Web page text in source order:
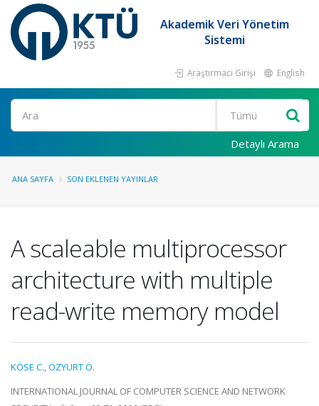
Akademik Veri Yönetim
Sistemi
Araştırmacı Girişi English
Ara
Detaylı Arama
ANA SAYFA SON EKLENEN YAYINLAR
A scaleable multiprocessor
architecture with multiple
read-write memory model
KÖSE C.,ÖZYURT Ö.
INTERNATIONAL JOURNAL OF COMPUTER SCIENCE AND NETWORK